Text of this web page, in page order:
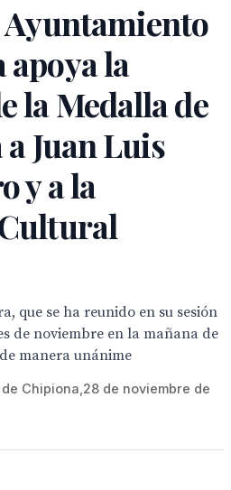
Ayuntamiento
la
la Medalla de
Juan Luis
y a la
que se ha reunido en su sesión
de noviembre en la mañana de
manera unánime
Chipiona,28 de noviembre de